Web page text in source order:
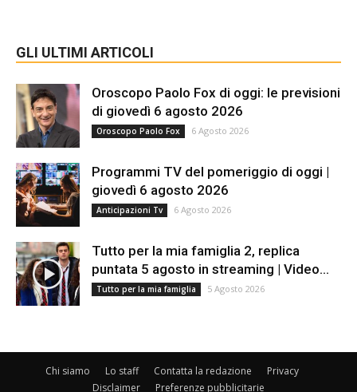
GLI ULTIMI ARTICOLI
Oroscopo Paolo Fox di oggi: le previsioni
di giovedì 6 agosto 2026
Oroscopo Paolo Fox 6 Agosto 2026
Programmi TV del pomeriggio di oggi |
giovedì 6 agosto 2026
Anticipazioni Tv 6 Agosto 2026
Tutto per la mia famiglia 2, replica
puntata 5 agosto in streaming | Video...
Tutto per la mia famiglia 5 Agosto 2026
Chi siamo Lo staff Contatta la redazione
Privacy
Disclaimer
Preferenze pubblicitarie